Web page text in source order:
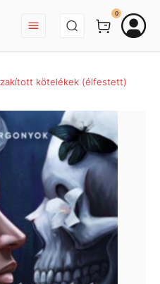
BEJELENTKEZÉS
0
kötelékek (élfestett)